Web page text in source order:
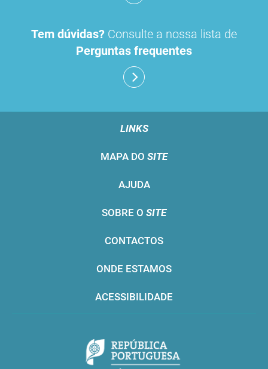
Tem dúvidas? Consulte a nossa lista de
Perguntas frequentes
LINKS
MAPA DO SITE
AJUDA
SOBRE O SITE
CONTACTOS
ONDE ESTAMOS
ACESSIBILIDADE